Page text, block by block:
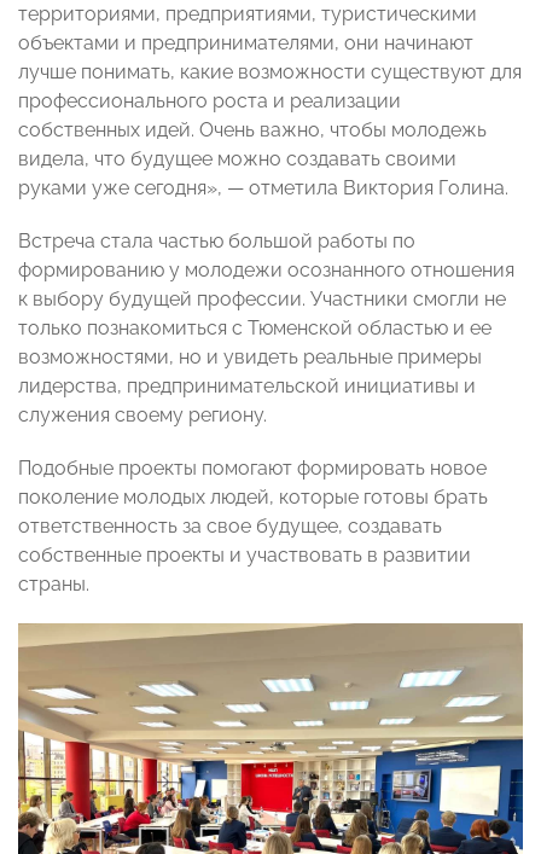
территориями, предприятиями, туристическими
объектами и предпринимателями, они начинают
лучше понимать, какие возможности существуют для
профессионального роста и реализации
собственных идей. Очень важно, чтобы молодежь
видела, что будущее можно создавать своими
руками уже сегодня», — отметила Виктория Голина.
Встреча стала частью большой работы по
формированию у молодежи осознанного отношения
к выбору будущей профессии. Участники смогли не
только познакомиться с Тюменской областью и ее
возможностями, но и увидеть реальные примеры
лидерства, предпринимательской инициативы и
служения своему региону.
Подобные проекты помогают формировать новое
поколение молодых людей, которые готовы брать
ответственность за свое будущее, создавать
собственные проекты и участвовать в развитии
страны.